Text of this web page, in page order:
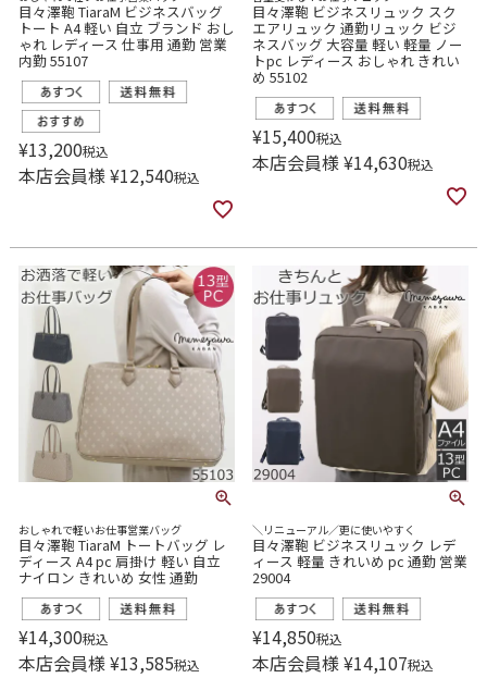
目々澤鞄 TiaraM ビジネスバッグ
トート A4 軽い 自立 ブランド おし
ゃれ レディース 仕事用 通勤 営業
内勤 55107
¥13,200税込
本店会員様¥12,540税込
目々澤鞄 ビジネスリュック スク
エアリュック 通勤リュック ビジ
ネスバッグ 大容量 軽い 軽量 ノー
トpc レディース おしゃれ きれい
め 55102
¥15,400税込
本店会員様¥14,630税込
おしゃれで軽いお仕事営業バッグ
目々澤鞄 TiaraM トートバッグ レ
ディース A4 pc 肩掛け 軽い 自立
ナイロン きれいめ 女性 通勤
¥14,300税込
本店会員様¥13,585税込
＼リニューアル／更に使いやすく
目々澤鞄 ビジネスリュック レデ
ィース 軽量 きれいめ pc 通勤 営業
29004
¥14,850税込
本店会員様¥14,107税込